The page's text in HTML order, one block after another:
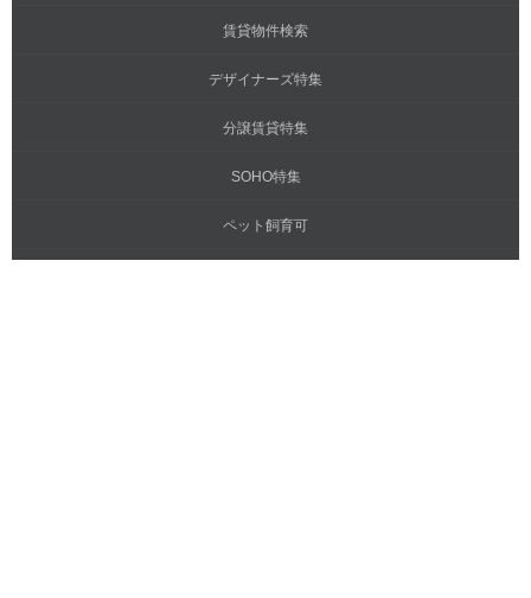
賃貸物件検索
デザイナーズ特集
分譲賃貸特集
SOHO特集
ペット飼育可